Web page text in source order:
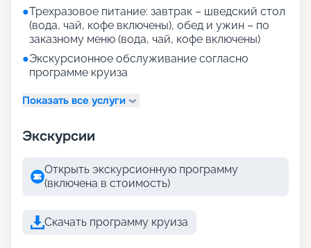
●Трехразовое питание: завтрак – шведский стол
(вода, чай, кофе включены), обед и ужин – по
заказному меню (вода, чай, кофе включены)
●Экскурсионное обслуживание согласно
программе круиза
Показать все услуги
Экскурсии
Открыть экскурсионную программу
(включена в стоимость)
Скачать программу круиза